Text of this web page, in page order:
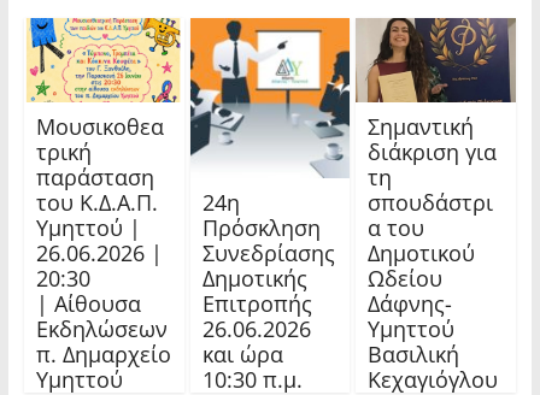
Μουσικοθεα
τρική
παράσταση
του Κ.Δ.Α.Π.
Υμηττού |
26.06.2026 |
20:30
| Αίθουσα
Εκδηλώσεων
π. Δημαρχείο
Υμηττού
24η
Πρόσκληση
Συνεδρίασης
Δημοτικής
Επιτροπής
26.06.2026
και ώρα
10:30 π.μ.
Σημαντική
διάκριση για
τη
σπουδάστρι
α του
Δημοτικού
Ωδείου
Δάφνης-
Υμηττού
Βασιλική
Κεχαγιόγλου